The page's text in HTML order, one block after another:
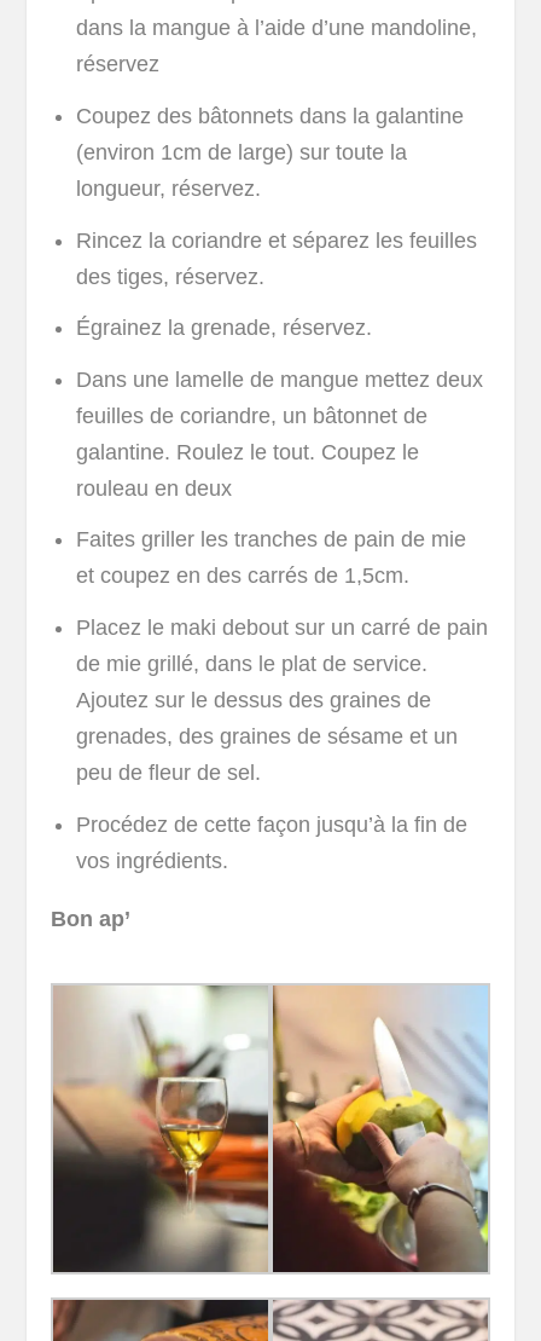
dans la mangue à l’aide d’une mandoline,
réservez
Coupez des bâtonnets dans la galantine
(environ 1cm de large) sur toute la
longueur, réservez.
Rincez la coriandre et séparez les feuilles
des tiges, réservez.
Égrainez la grenade, réservez.
Dans une lamelle de mangue mettez deux
feuilles de coriandre, un bâtonnet de
galantine. Roulez le tout. Coupez le
rouleau en deux
Faites griller les tranches de pain de mie
et coupez en des carrés de 1,5cm.
Placez le maki debout sur un carré de pain
de mie grillé, dans le plat de service.
Ajoutez sur le dessus des graines de
grenades, des graines de sésame et un
peu de fleur de sel.
Procédez de cette façon jusqu’à la fin de
vos ingrédients.
Bon ap’